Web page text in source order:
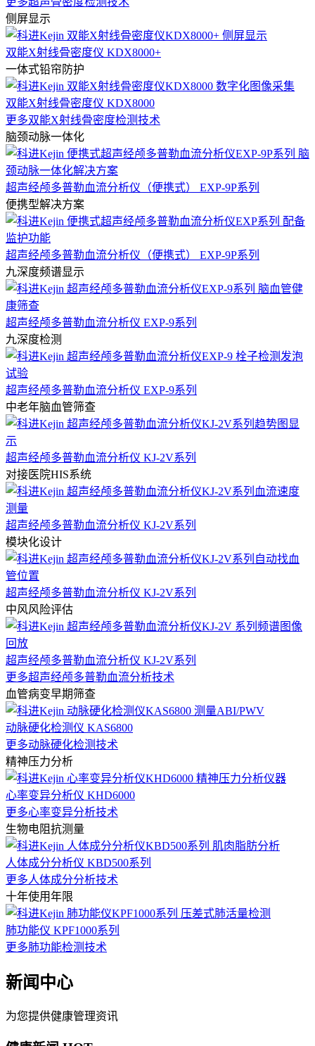
侧屏显示
双能X射线骨密度仪 KDX8000+
一体式铅帘防护
双能X射线骨密度仪 KDX8000
更多双能X射线骨密度检测技术
脑颈动脉一体化
超声经颅多普勒血流分析仪（便携式） EXP-9P系列
便携型解决方案
超声经颅多普勒血流分析仪（便携式） EXP-9P系列
九深度频谱显示
超声经颅多普勒血流分析仪 EXP-9系列
九深度检测
超声经颅多普勒血流分析仪 EXP-9系列
中老年脑血管筛查
超声经颅多普勒血流分析仪 KJ-2V系列
对接医院HIS系统
超声经颅多普勒血流分析仪 KJ-2V系列
模块化设计
超声经颅多普勒血流分析仪 KJ-2V系列
中风风险评估
超声经颅多普勒血流分析仪 KJ-2V系列
更多超声经颅多普勒血流分析技术
血管病变早期筛查
动脉硬化检测仪 KAS6800
更多动脉硬化检测技术
精神压力分析
心率变异分析仪 KHD6000
更多心率变异分析技术
生物电阻抗测量
人体成分分析仪 KBD500系列
更多人体成分分析技术
十年使用年限
肺功能仪 KPF1000系列
更多肺功能检测技术
新闻中心
为您提供健康管理资讯